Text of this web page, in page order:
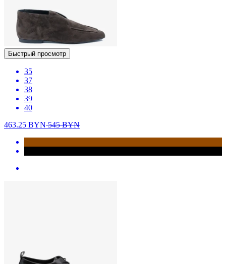
Быстрый просмотр
35
37
38
39
40
463.25 BYN545BYN